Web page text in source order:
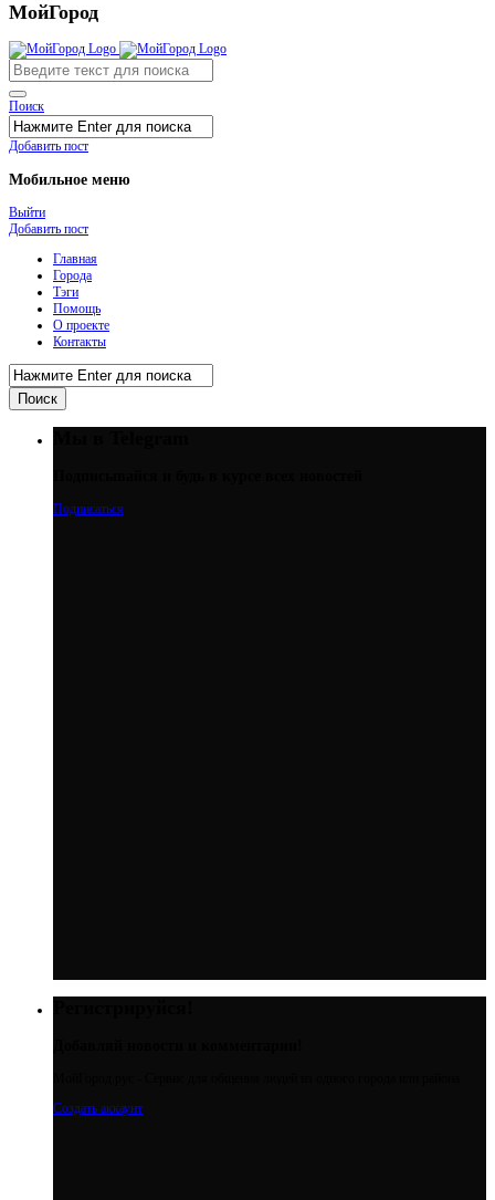
МойГород
Поиск
Добавить пост
Мобильное меню
Выйти
Добавить пост
Главная
Города
Тэги
Помощь
О проекте
Контакты
Подписаться
Создать аккаунт